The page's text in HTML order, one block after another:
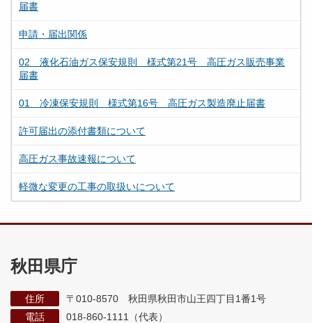
届書
申請・届出関係
02 液化石油ガス保安規則 様式第21号 高圧ガス販売事業
届書
01 冷凍保安規則 様式第16号 高圧ガス製造廃止届書
許可届出の添付書類について
高圧ガス事故速報について
軽微な変更の工事の取扱いについて
秋田県庁
住所
〒010-8570 秋田県秋田市山王四丁目1番1号
電話
018-860-1111（代表）